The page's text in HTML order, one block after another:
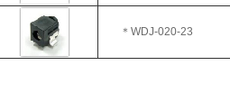
＊WDJ-020-23